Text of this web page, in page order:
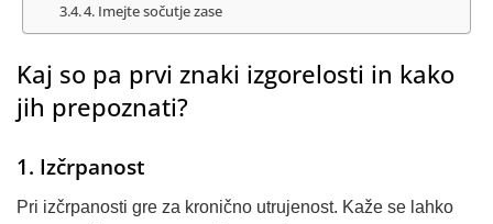
4. Imejte sočutje zase
Kaj so pa prvi znaki izgorelosti in kako
jih prepoznati?
1. Izčrpanost
Pri izčrpanosti gre za kronično utrujenost. Kaže se lahko